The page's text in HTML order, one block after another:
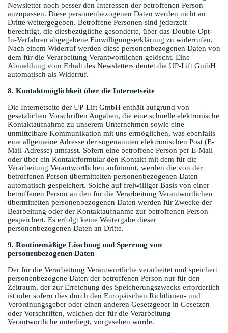
Newsletter noch besser den Interessen der betroffenen Person
anzupassen. Diese personenbezogenen Daten werden nicht an
Dritte weitergegeben. Betroffene Personen sind jederzeit
berechtigt, die diesbezügliche gesonderte, über das Double-Opt-
In-Verfahren abgegebene Einwilligungserklärung zu widerrufen.
Nach einem Widerruf werden diese personenbezogenen Daten von
dem für die Verarbeitung Verantwortlichen gelöscht. Eine
Abmeldung vom Erhalt des Newsletters deutet die UP-Lift GmbH
automatisch als Widerruf.
8. Kontaktmöglichkeit über die Internetseite
Die Internetseite der UP-Lift GmbH enthält aufgrund von
gesetzlichen Vorschriften Angaben, die eine schnelle elektronische
Kontaktaufnahme zu unserem Unternehmen sowie eine
unmittelbare Kommunikation mit uns ermöglichen, was ebenfalls
eine allgemeine Adresse der sogenannten elektronischen Post (E-
Mail-Adresse) umfasst. Sofern eine betroffene Person per E-Mail
oder über ein Kontaktformular den Kontakt mit dem für die
Verarbeitung Verantwortlichen aufnimmt, werden die von der
betroffenen Person übermittelten personenbezogenen Daten
automatisch gespeichert. Solche auf freiwilliger Basis von einer
betroffenen Person an den für die Verarbeitung Verantwortlichen
übermittelten personenbezogenen Daten werden für Zwecke der
Bearbeitung oder der Kontaktaufnahme zur betroffenen Person
gespeichert. Es erfolgt keine Weitergabe dieser
personenbezogenen Daten an Dritte.
9. Routinemäßige Löschung und Sperrung von
personenbezogenen Daten
Der für die Verarbeitung Verantwortliche verarbeitet und speichert
personenbezogene Daten der betroffenen Person nur für den
Zeitraum, der zur Erreichung des Speicherungszwecks erforderlich
ist oder sofern dies durch den Europäischen Richtlinien- und
Verordnungsgeber oder einen anderen Gesetzgeber in Gesetzen
oder Vorschriften, welchen der für die Verarbeitung
Verantwortliche unterliegt, vorgesehen wurde.